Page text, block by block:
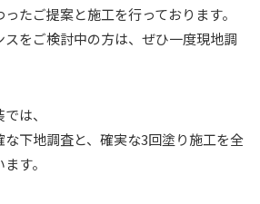
たご提案と施工を行っております。
をご検討中の方は、ぜひ一度現地調
は、
下地調査と、確実な3回塗り施工を全
す。